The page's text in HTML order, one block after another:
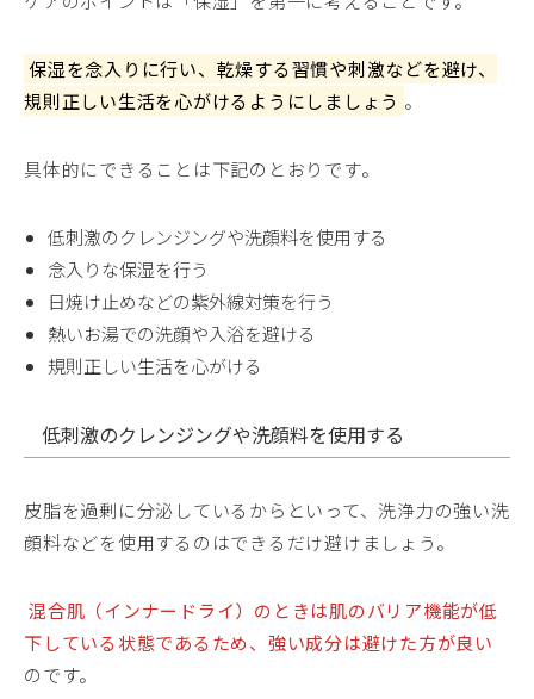
保湿を念入りに行い、乾燥する習慣や刺激などを避け、
規則正しい生活を心がけるようにしましょう 。
具体的にできることは下記のとおりです。
低刺激のクレンジングや洗顔料を使用する
念入りな保湿を行う
日焼け止めなどの紫外線対策を行う
熱いお湯での洗顔や入浴を避ける
規則正しい生活を心がける
低刺激のクレンジングや洗顔料を使用する
皮脂を過剰に分泌しているからといって、洗浄力の強い洗
顔料などを使用するのはできるだけ避けましょう。
混合肌（インナードライ）のときは肌のバリア機能が低
下している状態であるため、強い成分は避けた方が良い
のです。